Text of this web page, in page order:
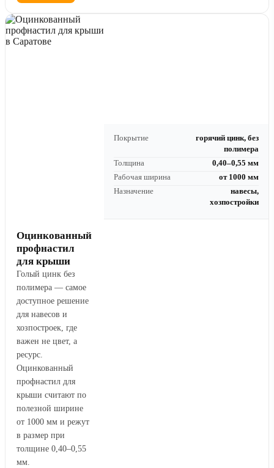
Покрытие
горячий цинк, без
полимера
Толщина
0,40–0,55 мм
Рабочая ширина
от 1000 мм
Назначение
навесы,
хозпостройки
Оцинкованный
профнастил
для крыши
Голый цинк без
полимера — самое
доступное решение
для навесов и
хозпостроек, где
важен не цвет, а
ресурс.
Оцинкованный
профнастил для
крыши считают по
полезной ширине
от 1000 мм и режут
в размер при
толщине 0,40–0,55
мм.